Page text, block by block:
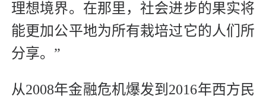
理想境界。在那里，社会进步的果实将
能更加公平地为所有栽培过它的人们所
分享。”
从2008年金融危机爆发到2016年西方民